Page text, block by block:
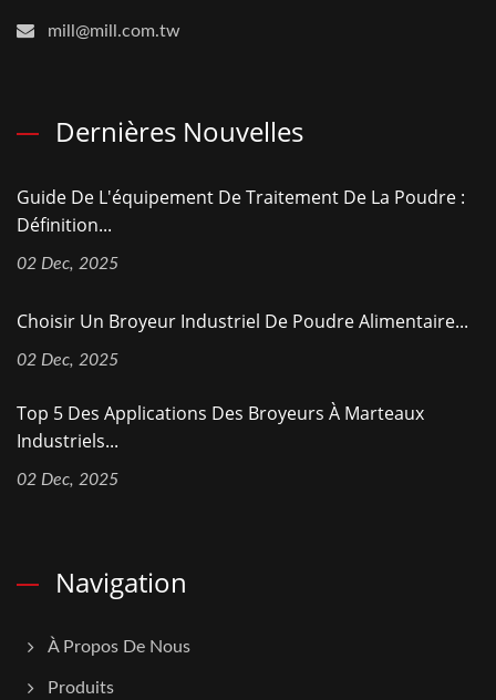
mill@mill.com.tw
Dernières Nouvelles
Guide De L'équipement De Traitement De La Poudre :
Définition...
02 Dec, 2025
Choisir Un Broyeur Industriel De Poudre Alimentaire...
02 Dec, 2025
Top 5 Des Applications Des Broyeurs À Marteaux
Industriels...
02 Dec, 2025
Navigation
À Propos De Nous
Produits